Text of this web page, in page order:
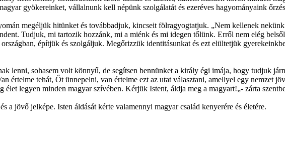
gyökereinket, vállalnunk kell népünk szolgálatát és ezeréves hagyományaink
megéljük hitünket és továbbadjuk, kincseit fölragyogtatjuk. „Nem kellenek
Tudjuk, mi tartozik hozzánk, mi a miénk és mi idegen tőlünk. Erről nem elég
építjük és szolgáljuk. Megőrizzük identitásunkat és ezt elültetjük
lenni, sohasem volt könnyű, de segítsen bennünket a király égi imája, hogy tudjuk
értelme tehát, Őt ünnepelni, van értelme ezt az utat választani, amellyel egy nemzet
élet legyen minden magyar szívében. Kérjük Istent, áldja meg a magyart!„- zárta
a jövő jelképe. Isten áldását kérte valamennyi magyar család kenyerére és életére.